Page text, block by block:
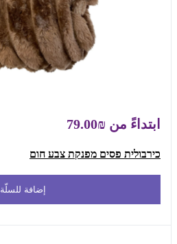
ابتداءً من ₪79.00
כירבולית פסים מפנקת צבע חום
إضافة للسلّة